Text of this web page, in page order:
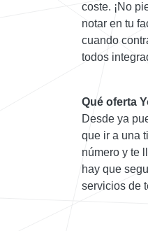
coste. ¡No
notar en tu
cuando
todos
Qué oferta
Desde ya
que ir a una
número y te
hay que
servicios de